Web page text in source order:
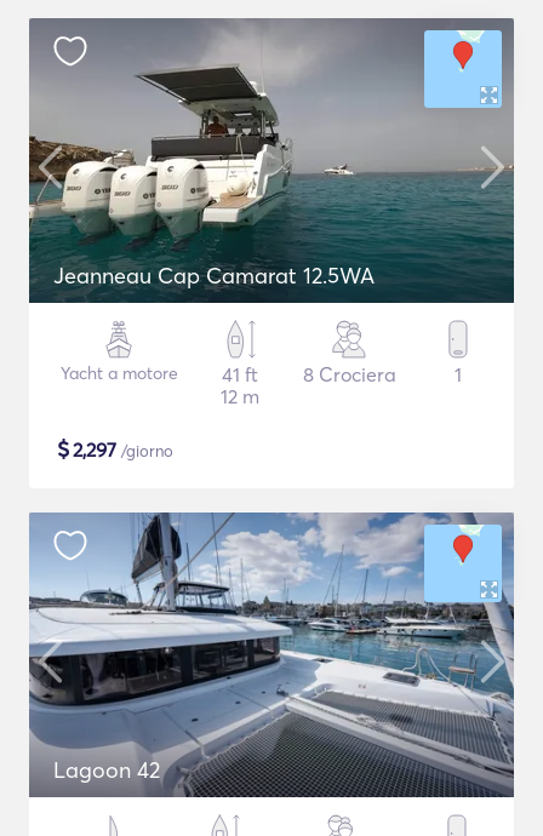
Jeanneau Cap Camarat 12.5WA
Yacht a motore
41 ft
12 m
8 Crociera 1
$2,297 /giorno
Lagoon 42